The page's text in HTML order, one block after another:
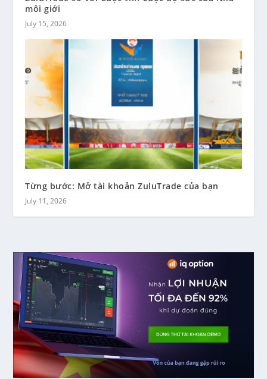
môi giới
July 15, 2026
Từng bước: Mở tài khoản ZuluTrade của bạn
July 11, 2026